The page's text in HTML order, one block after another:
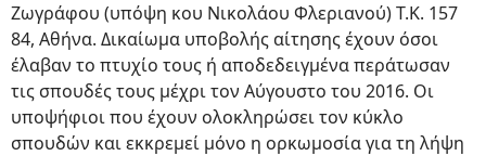
Ζωγράφου (υπόψη κου Νικολάου Φλεριανού) Τ.Κ. 157
84, Αθήνα. Δικαίωμα υποβολής αίτησης έχουν όσοι
έλαβαν το πτυχίο τους ή αποδεδειγμένα περάτωσαν
τις σπουδές τους μέχρι τον Αύγουστο του 2016. Οι
υποψήφιοι που έχουν ολοκληρώσει τον κύκλο
σπουδών και εκκρεμεί μόνο η ορκωμοσία για τη λήψη